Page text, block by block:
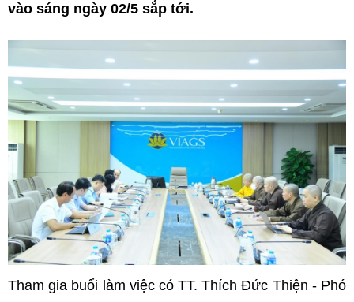
vào sáng ngày 02/5 sắp tới.
Tham gia buổi làm việc có TT. Thích Đức Thiện - Phó